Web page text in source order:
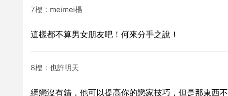
7樓：meimei楊
這樣都不算男女朋友吧！何來分手之說！
8樓：也許明天
網戀沒有錯，他可以提高你的戀家技巧，但是那東西